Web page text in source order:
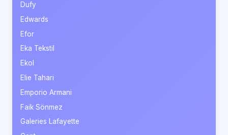
Dufy
Edwards
Efor
Eka Tekstil
Ekol
Elie Tahari
Emporio Armani
Faik Sönmez
Galeries Lafayette